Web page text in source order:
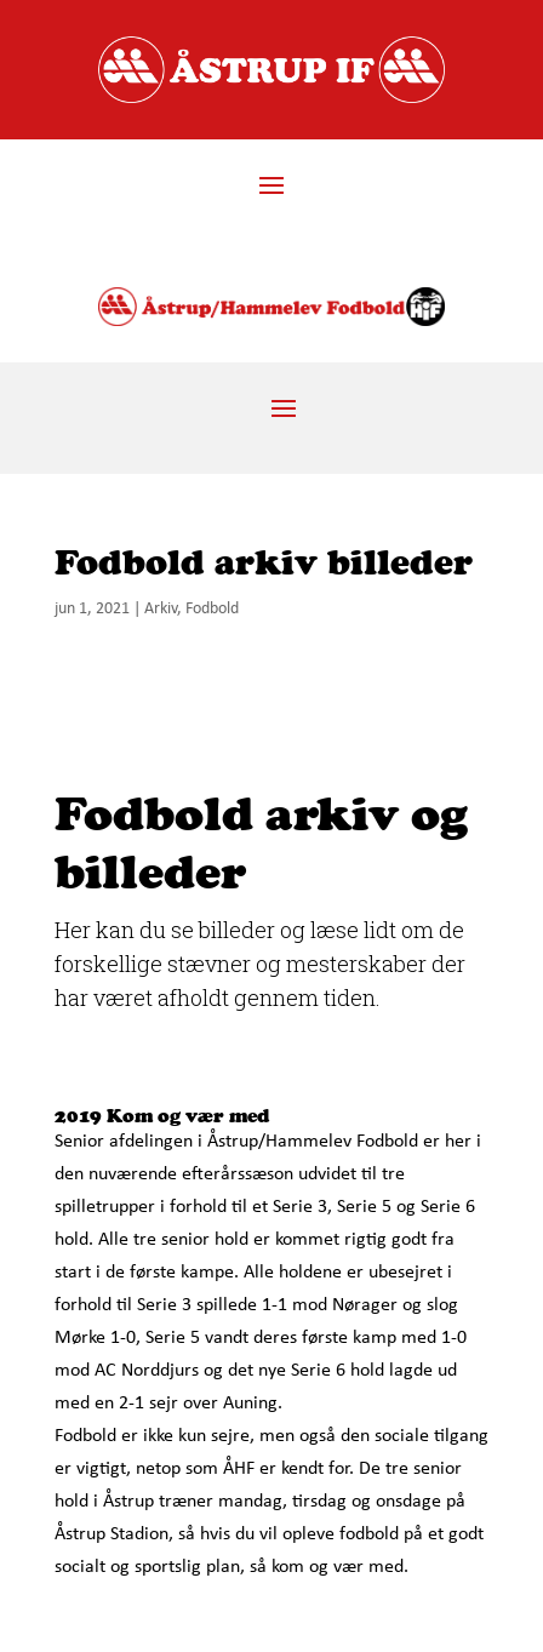
Fodbold arkiv billeder
jun 1, 2021| Arkiv, Fodbold
Fodbold arkiv og
billeder
Her kan du se billeder og læse lidt om de
forskellige stævner og mesterskaber der
har været afholdt gennem tiden.
2019 Kom og vær med
Senior afdelingen i Åstrup/Hammelev Fodbold er her i
den nuværende efterårssæson udvidet til tre
spilletrupper i forhold til et Serie 3, Serie 5 og Serie 6
hold. Alle tre senior hold er kommet rigtig godt fra
start i de første kampe. Alle holdene er ubesejret i
forhold til Serie 3 spillede 1-1 mod Nørager og slog
Mørke 1-0, Serie 5 vandt deres første kamp med 1-0
mod AC Norddjurs og det nye Serie 6 hold lagde ud
med en 2-1 sejr over Auning.
Fodbold er ikke kun sejre, men også den sociale tilgang
er vigtigt, netop som ÅHF er kendt for. De tre senior
hold i Åstrup træner mandag, tirsdag og onsdage på
Åstrup Stadion, så hvis du vil opleve fodbold på et godt
socialt og sportslig plan, så kom og vær med.